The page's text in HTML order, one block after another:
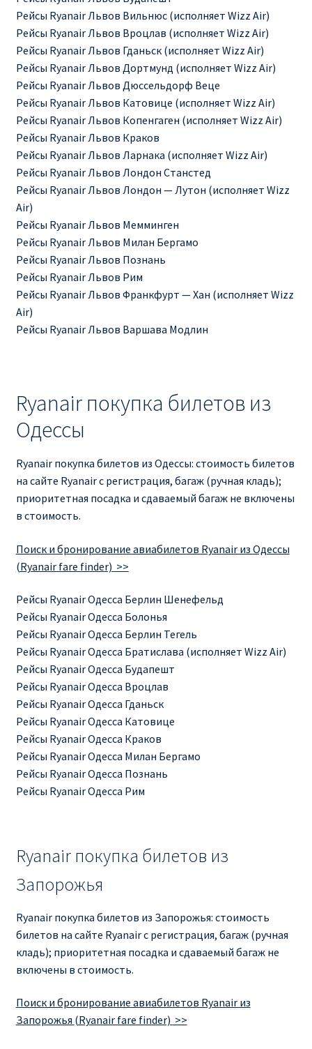
Рейсы Ryanair Львов Вильнюс (исполняет Wizz Air)
Рейсы Ryanair Львов Вроцлав (исполняет Wizz Air)
Рейсы Ryanair Львов Гданьск (исполняет Wizz Air)
Рейсы Ryanair Львов Дортмунд (исполняет Wizz Air)
Рейсы Ryanair Львов Дюссельдорф Веце
Рейсы Ryanair Львов Катовице (исполняет Wizz Air)
Рейсы Ryanair Львов Копенгаген (исполняет Wizz Air)
Рейсы Ryanair Львов Краков
Рейсы Ryanair Львов Ларнака (исполняет Wizz Air)
Рейсы Ryanair Львов Лондон Станстед
Рейсы Ryanair Львов Лондон — Лутон (исполняет Wizz
Air)
Рейсы Ryanair Львов Мемминген
Рейсы Ryanair Львов Милан Бергамо
Рейсы Ryanair Львов Познань
Рейсы Ryanair Львов Рим
Рейсы Ryanair Львов Франкфурт — Хан (исполняет Wizz
Air)
Рейсы Ryanair Львов Варшава Модлин
Ryanair покупка билетов из
Одессы
Ryanair покупка билетов из Одессы: стоимость билетов
на сайте Ryanair с регистрация, багаж (ручная кладь);
приоритетная посадка и сдаваемый багаж не включены
в стоимость.
Поиск и бронирование авиабилетов Ryanair из Одессы
(Ryanair fare finder) >>
Рейсы Ryanair Одесса Берлин Шенефельд
Рейсы Ryanair Одесса Болонья
Рейсы Ryanair Одесса Берлин Тегель
Рейсы Ryanair Одесса Братислава (исполняет Wizz Air)
Рейсы Ryanair Одесса Будапешт
Рейсы Ryanair Одесса Вроцлав
Рейсы Ryanair Одесса Гданьск
Рейсы Ryanair Одесса Катовице
Рейсы Ryanair Одесса Краков
Рейсы Ryanair Одесса Милан Бергамо
Рейсы Ryanair Одесса Познань
Рейсы Ryanair Одесса Рим
Ryanair покупка билетов из
Запорожья
Ryanair покупка билетов из Запорожья: стоимость
билетов на сайте Ryanair с регистрация, багаж (ручная
кладь); приоритетная посадка и сдаваемый багаж не
включены в стоимость.
Поиск и бронирование авиабилетов Ryanair из
Запорожья (Ryanair fare finder) >>